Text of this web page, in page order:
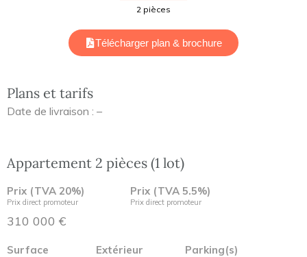
2 pièces
Télécharger plan & brochure
Plans et tarifs
Date de livraison : –
Appartement 2 pièces (1 lot)
Prix (TVA 20%)
Prix direct promoteur
310 000 €
Prix (TVA 5.5%)
Prix direct promoteur
Surface Extérieur Parking(s)